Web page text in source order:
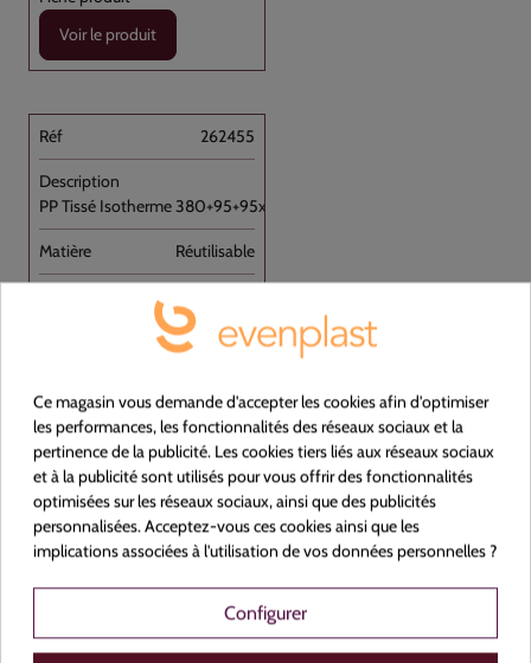
Voir le produit
262455
PP Tissé Isotherme 380+95+95x435 //100
Réutilisable
Blanc
Carton de 100
Ce magasin vous demande d'accepter les cookies afin d'optimiser
les performances, les fonctionnalités des réseaux sociaux et la
pertinence de la publicité. Les cookies tiers liés aux réseaux sociaux
et à la publicité sont utilisés pour vous offrir des fonctionnalités
optimisées sur les réseaux sociaux, ainsi que des publicités
personnalisées. Acceptez-vous ces cookies ainsi que les
implications associées à l'utilisation de vos données personnelles ?
Configurer